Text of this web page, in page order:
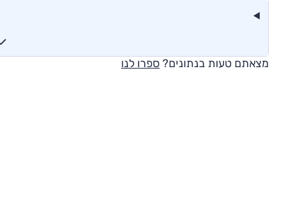
מצאתם טעות בנתונים? ספרו לנו